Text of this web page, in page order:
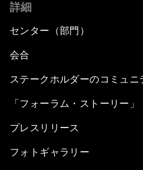
詳細
センター（部門）
会合
ステークホルダーのコミュニ
「フォーラム・ストーリー」
プレスリリース
フォトギャラリー